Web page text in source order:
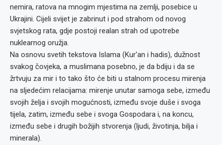
nemira, ratova na mnogim mjestima na zemlji, posebice u
Ukrajini. Cijeli svijet je zabrinut i pod strahom od novog
svjetskog rata, gdje postoji realan strah od upotrebe
nuklearnog oružja.
Na osnovu svetih tekstova Islama (Kur'an i hadis), dužnost
svakog čovjeka, a muslimana posebno, je da bdiju i da se
žrtvuju za mir i to tako što će biti u stalnom procesu mirenja
na sljedećim relacijama: mirenje unutar samoga sebe, između
svojih želja i svojih mogućnosti, između svoje duše i svoga
tijela, zatim, između sebe i svoga Gospodara i, na koncu,
između sebe i drugih božijih stvorenja (ljudi, životinja, bilja i
minerala).